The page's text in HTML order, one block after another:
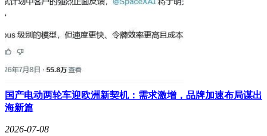
国产电动两轮车迎欧洲新契机：需求激增，品牌加速布局谋出
海新篇
2026-07-08